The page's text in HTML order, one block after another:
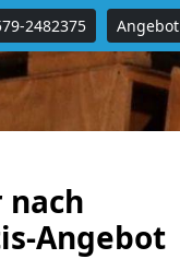
2482375 Angebot
nach
Angebot